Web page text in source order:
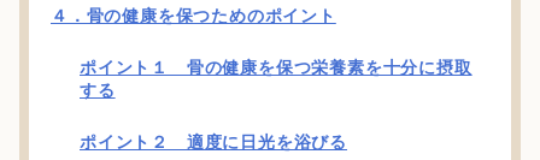
４．骨の健康を保つためのポイント
ポイント１ 骨の健康を保つ栄養素を十分に摂取
する
ポイント２ 適度に日光を浴びる